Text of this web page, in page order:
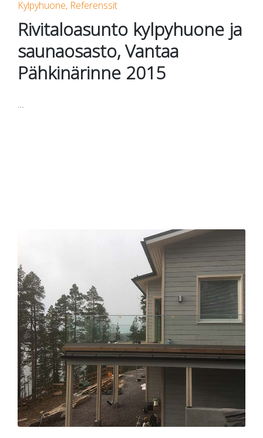
Posted
in
Kylpyhuone Referenssit
Rivitaloasunto kylpyhuone ja
saunaosasto, Vantaa
Pähkinärinne 2015